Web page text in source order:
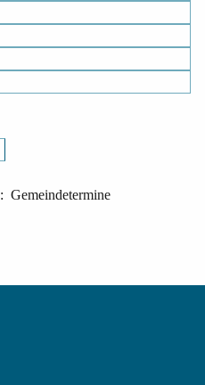
Gemeindetermine